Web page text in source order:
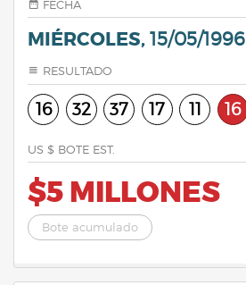
FECHA
MIÉRCOLES, 15/05/1996
RESULTADO
16 32 37 17 11 16
US $ BOTE EST.
$5 MILLONES
Bote acumulado